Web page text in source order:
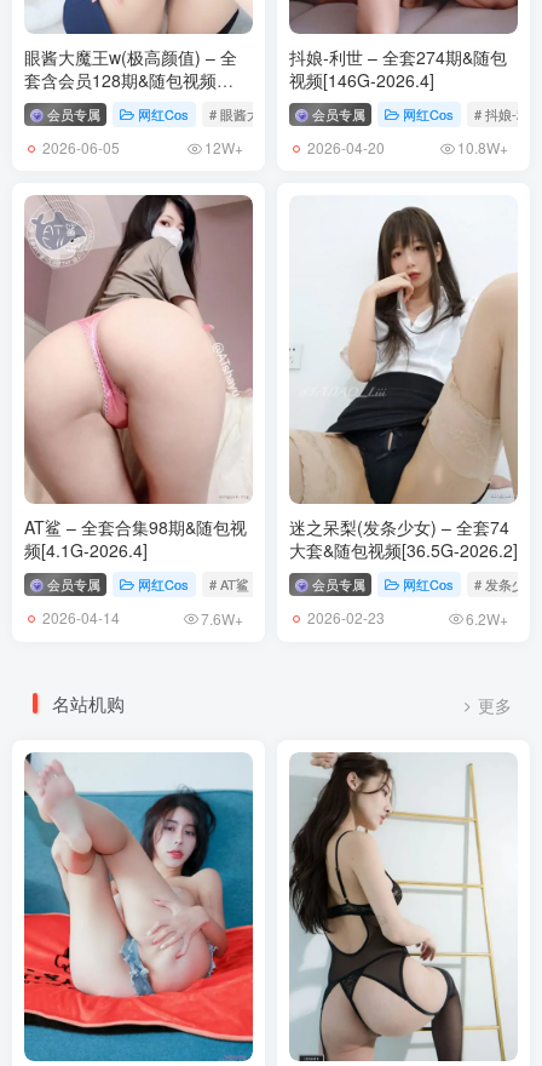
眼酱大魔王w(极高颜值) – 全
套含会员128期&随包视频
[23.4G-2026.6]
会员专属 网红Cos # 眼酱大魔王w
2026-06-05 12W+
抖娘-利世 – 全套274期&随包
视频[146G-2026.4]
会员专属 网红Cos # 抖娘-利世
2026-04-20 10.8W+
AT鲨 – 全套合集98期&随包视
频[4.1G-2026.4]
会员专属 网红Cos # AT鲨
2026-04-14 7.6W+
迷之呆梨(发条少女) – 全套74
大套&随包视频[36.5G-2026.2]
会员专属 网红Cos # 发条少女
2026-02-23 6.2W+
名站机购 更多